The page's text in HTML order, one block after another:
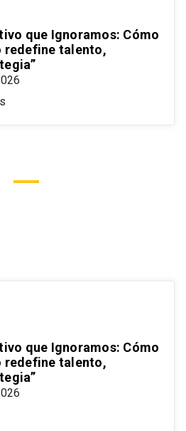
que Ignoramos: Cómo
redefine talento,
que Ignoramos: Cómo
redefine talento,